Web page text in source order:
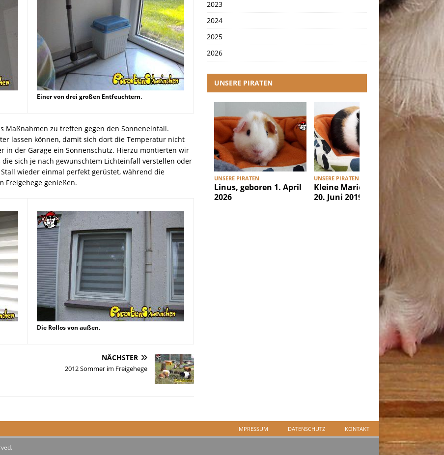
Einer von drei großen Entfeuchtern.
Maßnahmen zu treffen gegen den Sonneneinfall.
lassen können, damit sich dort die Temperatur nicht
in der Garage ein Sonnenschutz. Hierzu montierten wir
die sich je nach gewünschtem Lichteinfall verstellen oder
wieder einmal perfekt gerüstet, während die
Freigehege genießen.
Die Rollos von außen.
NÄCHSTER
2012 Sommer im Freigehege
2023
2024
2025
2026
UNSERE PIRATEN
UNSERE PIRATEN
Linus, geboren 1. April
2026
UNSERE PIRATEN
Kleine Marie, geboren
20. Juni 2019
UNSERE
Ibiza,
IMPRESSUM DATENSCHUTZ KONTAKT